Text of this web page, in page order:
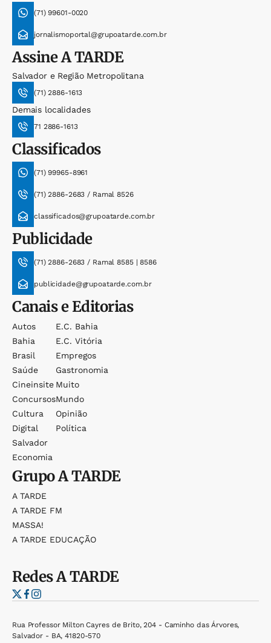
(71) 99601-0020
jornalismoportal@grupoatarde.com.br
AssineA TARDE
Salvador e Região Metropolitana
(71) 2886-1613
Demais localidades
71 2886-1613
Classificados
(71) 99965-8961
(71) 2886-2683 / Ramal 8526
classificados@grupoatarde.com.br
Publicidade
(71) 2886-2683 / Ramal 8585 | 8586
publicidade@grupoatarde.com.br
Canais e Editorias
Autos
Bahia
Brasil
Saúde
Cineinsite
Concursos
Cultura
Digital
Salvador
Economia
E.c. Bahia
E.c. Vitória
Empregos
Gastronomia
Muito
Mundo
Opinião
Política
GrupoA TARDE
A TARDE
A TARDE FM
MASSA!
A TARDE EDUCAÇÃO
RedesA TARDE
Rua Professor Milton Cayres de Brito, 204 - Caminho das Árvores,
Salvador - BA, 41820-570